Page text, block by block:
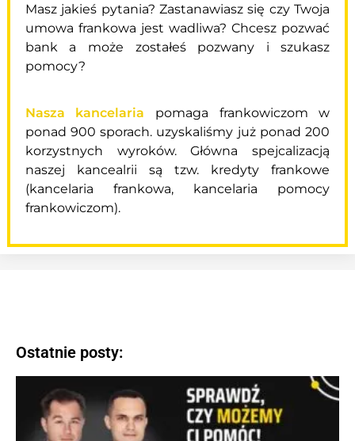
Masz jakieś pytania? Zastanawiasz się czy Twoja
umowa frankowa jest wadliwa? Chcesz pozwać
bank a może zostałeś pozwany i szukasz
pomocy?
Nasza kancelaria pomaga frankowiczom w
ponad 900 sporach. uzyskaliśmy już ponad 200
korzystnych wyroków. Główna spejcalizacją
naszej kancealrii są tzw. kredyty frankowe
(kancelaria frankowa, kancelaria pomocy
frankowiczom).
Ostatnie posty: